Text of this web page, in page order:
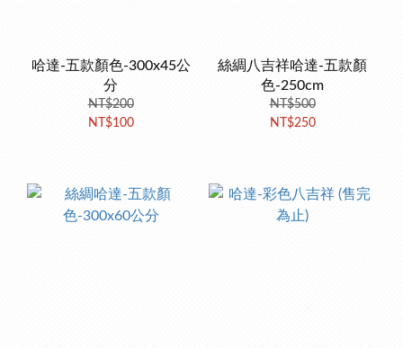
哈達-五款顏色-300x45公
分
NT$200
NT$100
絲綢八吉祥哈達-五款顏
色-250cm
NT$500
NT$250